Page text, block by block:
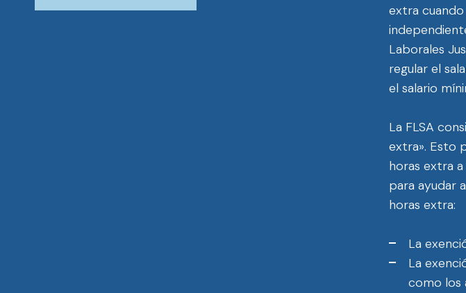
extra
Laborales
regular el
el salario
La FLSA
extra». Esto
horas extra
para ayudar
horas extra:
La
La
como los